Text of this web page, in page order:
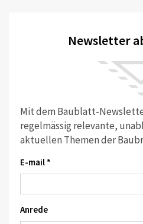
Newsletter
Mit dem Baublatt-
regelmässig relevante,
aktuellen Themen der
E-mail *
Anrede